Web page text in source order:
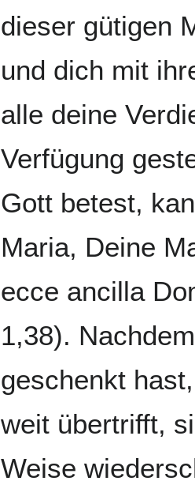
dieser gütigen
und dich mit
alle deine
Verfügung
Gott betest,
Maria, Deine
ecce ancilla
1,38).
geschenkt
weit übertrifft,
Weise